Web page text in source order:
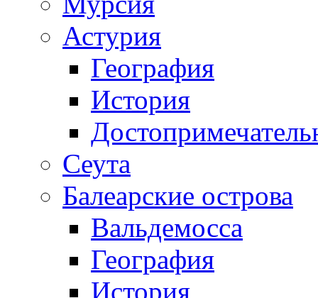
Астурия
География
История
Сеута
Балеарские острова
Вальдемосса
География
История